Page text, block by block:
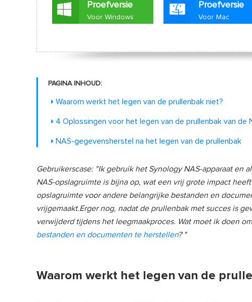
Proefversie
Voor Windows
Proefversie
Voor Mac
PAGINA INHOUD:
Waarom werkt het legen van de prullenbak niet?
4 Oplossingen voor het legen van de prullenbak van de
NAS-gegevensherstel na het legen van de prullenbak
Gebruikerscase: "Ik gebruik het Synology NAS-apparaat en
NAS-opslagruimte is bijna op, wat een vrij grote impact
opslagruimte voor andere belangrijke bestanden en
vrijgemaakt.Erger nog, nadat de prullenbak met succes is
verwijderd tijdens het leegmaakproces. Wat moet ik doen
bestanden en documenten te herstellen? "
Waarom werkt het legen van de